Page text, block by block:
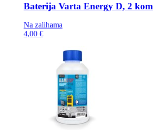
Baterija Varta Energy D, 2 kom
Na zalihama
4,00 €